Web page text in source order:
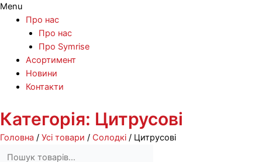
Menu
Про нас
Про нас
Про Symrise
Асортимент
Новини
Контакти
Перейти
до
вмісту
Категорія: Цитрусові
Головна / Усі товари / Солодкі / Цитрусові